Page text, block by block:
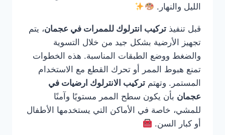
الليل والنهار.
قبل تنفيذ تركيب انترلوك للممرات في عجمان، يتم
تجهيز الأرضية بشكل جيد من خلال التسوية
والضغط ووضع الطبقات المناسبة. هذه الخطوات
تمنع هبوط الممر أو تحرك القطع مع الاستخدام
المستمر. وتهتم تركيب الانترلوك ارضيات في
عجمان بأن يكون سطح الممر مستويًا وآمنًا
للمشي، خاصة في الأماكن التي يستخدمها الأطفال
أو كبار السن.